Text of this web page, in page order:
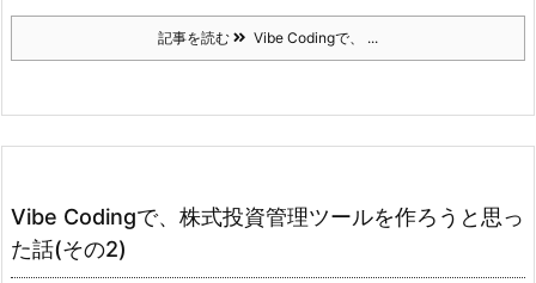
記事を読む Vibe Codingで、 ...
Vibe Codingで、株式投資管理ツールを作ろうと思っ
た話(その2)